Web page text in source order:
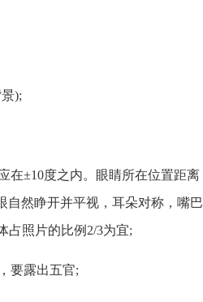
);
在±10度之内。眼睛所在位置距离
自然睁开并平视，耳朵对称，嘴巴
占照片的比例2/3为宜;
要露出五官;